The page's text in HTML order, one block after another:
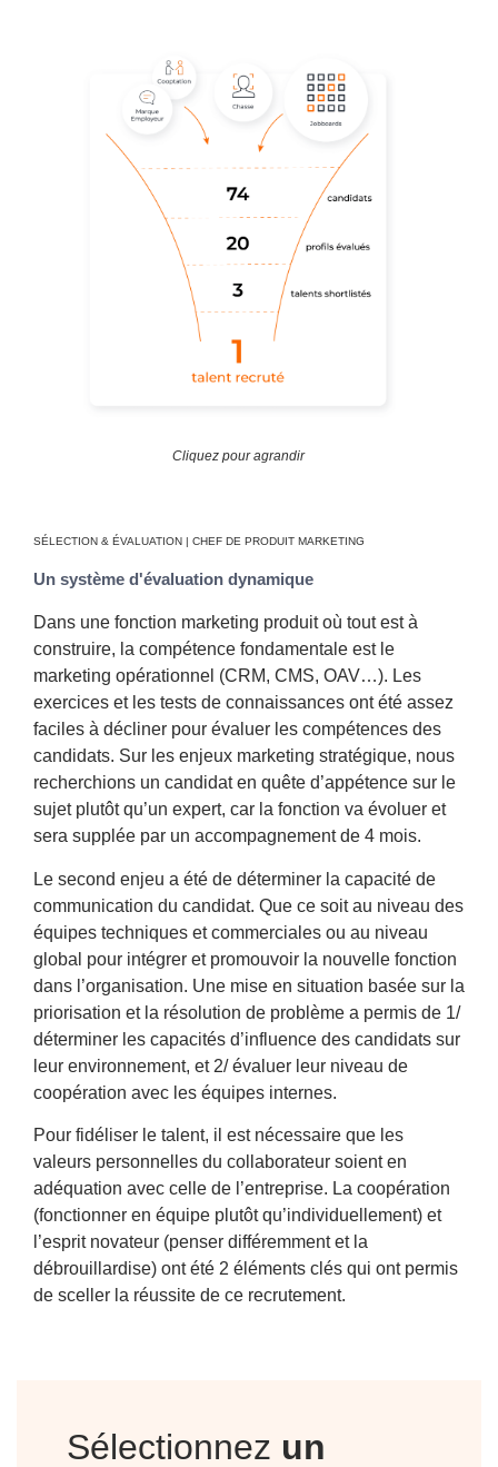
Cliquez pour agrandir
SÉLECTION & ÉVALUATION | CHEF DE PRODUIT MARKETING
Un système d'évaluation dynamique
Dans une fonction marketing produit où tout est à
construire, la compétence fondamentale est le
marketing opérationnel (CRM, CMS, OAV…). Les
exercices et les tests de connaissances ont été assez
faciles à décliner pour évaluer les compétences des
candidats. Sur les enjeux marketing stratégique, nous
recherchions un candidat en quête d’appétence sur le
sujet plutôt qu’un expert, car la fonction va évoluer et
sera supplée par un accompagnement de 4 mois.
Le second enjeu a été de déterminer la capacité de
communication du candidat. Que ce soit au niveau des
équipes techniques et commerciales ou au niveau
global pour intégrer et promouvoir la nouvelle fonction
dans l’organisation. Une mise en situation basée sur la
priorisation et la résolution de problème a permis de 1/
déterminer les capacités d’influence des candidats sur
leur environnement, et 2/ évaluer leur niveau de
coopération avec les équipes internes.
Pour fidéliser le talent, il est nécessaire que les
valeurs personnelles du collaborateur soient en
adéquation avec celle de l’entreprise. La coopération
(fonctionner en équipe plutôt qu’individuellement) et
l’esprit novateur (penser différemment et la
débrouillardise) ont été 2 éléments clés qui ont permis
de sceller la réussite de ce recrutement.
Sélectionnez un